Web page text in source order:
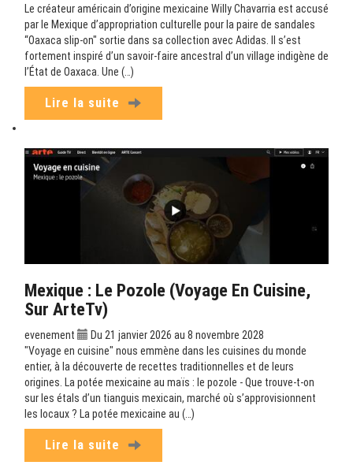
Le créateur américain d’origine mexicaine Willy Chavarria est accusé
par le Mexique d’appropriation culturelle pour la paire de sandales
“Oaxaca slip-on" sortie dans sa collection avec Adidas. Il s’est
fortement inspiré d’un savoir-faire ancestral d’un village indigène de
l’État de Oaxaca. Une (…)
Lire la suite
Mexique : Le Pozole (Voyage En Cuisine,
Sur ArteTv)
evenement
Du 21 janvier 2026 au 8 novembre 2028
"Voyage en cuisine" nous emmène dans les cuisines du monde
entier, à la découverte de recettes traditionnelles et de leurs
origines. La potée mexicaine au maïs : le pozole - Que trouve-t-on
sur les étals d’un tianguis mexicain, marché où s’approvisionnent
les locaux ? La potée mexicaine au (…)
Lire la suite